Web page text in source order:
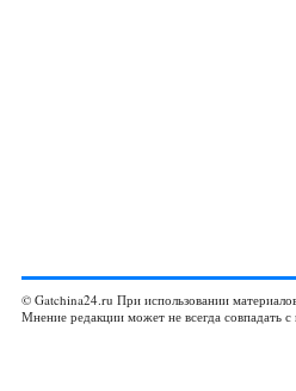
© Gatchina24.ru При использовании
Мнение редакции может не всегда совпадать